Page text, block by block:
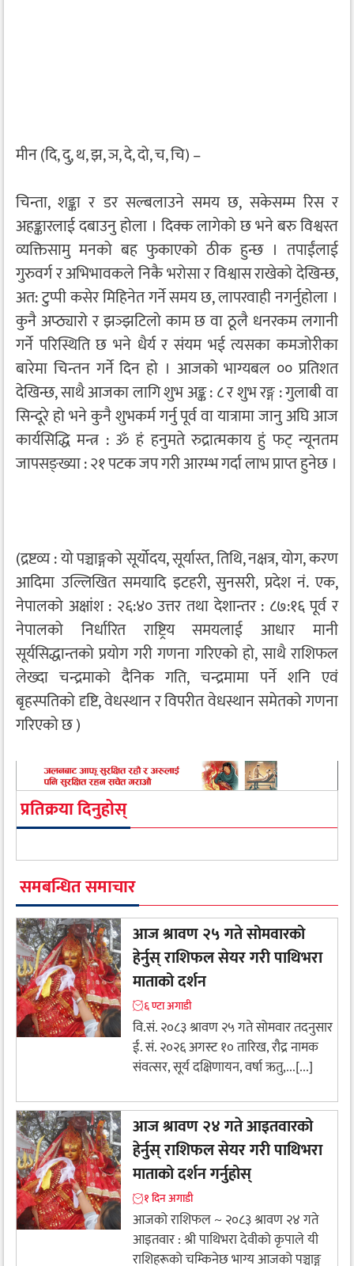
मीन (दि, दु, थ, झ, ञ, दे, दो, च, चि) –
चिन्ता, शङ्का र डर सल्बलाउने समय छ, सकेसम्म रिस र
अहङ्कारलाई दबाउनु होला । दिक्क लागेको छ भने बरु विश्वस्त
व्यक्तिसामु मनको बह फुकाएको ठीक हुन्छ । तपाईंलाई
गुरुवर्ग र अभिभावकले निकै भरोसा र विश्वास राखेको देखिन्छ,
अत: टुप्पी कसेर मिहिनेत गर्ने समय छ, लापरवाही नगर्नुहोला ।
कुनै अप्ठ्यारो र झञ्झटिलो काम छ वा ठूलै धनरकम लगानी
गर्ने परिस्थिति छ भने धैर्य र संयम भई त्यसका कमजोरीका
बारेमा चिन्तन गर्ने दिन हो । आजको भाग्यबल ०० प्रतिशत
देखिन्छ, साथै आजका लागि शुभ अङ्क : ८ र शुभ रङ्ग : गुलाबी वा
सिन्दूरे हो भने कुनै शुभकर्म गर्नु पूर्व वा यात्रामा जानु अघि आज
कार्यसिद्धि मन्त्र : ॐ हं हनुमते रुद्रात्मकाय हुं फट् न्यूनतम
जापसङ्ख्या : २१ पटक जप गरी आरम्भ गर्दा लाभ प्राप्त हुनेछ ।
(द्रष्टव्य : यो पञ्चाङ्गको सूर्योदय, सूर्यास्त, तिथि, नक्षत्र, योग, करण
आदिमा उल्लिखित समयादि इटहरी, सुनसरी, प्रदेश नं. एक,
नेपालको अक्षांश : २६:४० उत्तर तथा देशान्तर : ८७:१६ पूर्व र
नेपालको निर्धारित राष्ट्रिय समयलाई आधार मानी
सूर्यसिद्धान्तको प्रयोग गरी गणना गरिएको हो, साथै राशिफल
लेख्दा चन्द्रमाको दैनिक गति, चन्द्रमामा पर्ने शनि एवं
बृहस्पतिको दृष्टि, वेधस्थान र विपरीत वेधस्थान समेतको गणना
गरिएको छ )
प्रतिक्रया दिनुहोस्
समबन्धित समाचार
आज श्रावण २५ गते सोमवारको
हेर्नुस् राशिफल सेयर गरी पाथिभरा
माताको दर्शन
६ ण्टा अगाडी
वि.सं. २०८३ श्रावण २५ गते सोमवार तदनुसार
ई. सं. २०२६ अगस्ट १० तारिख, रौद्र नामक
संवत्सर, सूर्य दक्षिणायन, वर्षा ऋतु,...[...]
आज श्रावण २४ गते आइतवारको
हेर्नुस् राशिफल सेयर गरी पाथिभरा
माताको दर्शन गर्नुहोस्
१ दिन अगाडी
आजको राशिफल ~ २०८३ श्रावण २४ गते
आइतवार : श्री पाथिभरा देवीकाे कृपाले यी
राशिहरूकाे चम्किनेछ भाग्य आजको पञ्चाङ्ग